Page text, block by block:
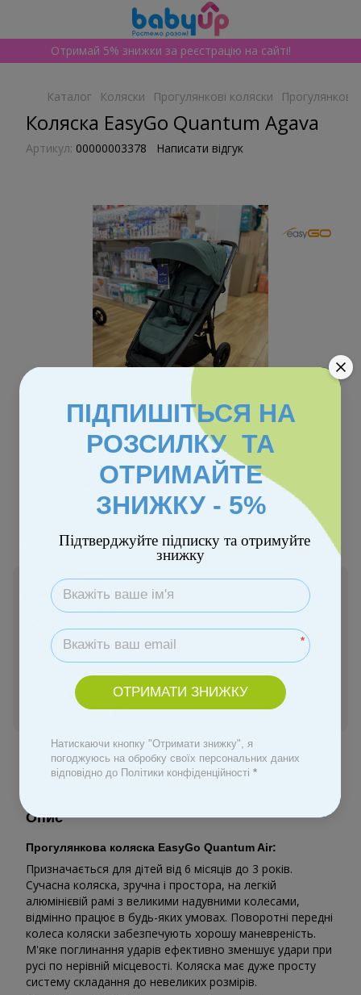
Отримай 5% знижки за реєстрацію на сайті!
Каталог Коляски Прогулянкові коляски Прогулянкові
Коляска EasyGo Quantum Agava
Артикул: 00000003378 Написати відгук
Немає в наявності
8 446 грн
Повідомити, коли з'явиться
Увійти для відображення персональної знижки
До обраного
Опис
Прогулянкова коляска EasyGo Quantum Air:
Призначається для дітей від 6 місяців до 3 років.
Сучасна коляска, зручна і простора, на легкій
алюмінієвій рамі з великими надувними колесами,
відмінно працює в будь-яких умовах. Поворотні передні
колеса коляски забезпечують хорошу маневреність.
М'яке поглинання ударів ефективно зменшує удари при
русі по нерівній місцевості. Коляска має дуже просту
систему складання до невеликих розмірів.
ПІДПИШІТЬСЯ НА
РОЗСИЛКУ ТА
ОТРИМАЙТЕ
ЗНИЖКУ - 5%
Підтверджуйте підписку та отримуйте
знижку
*
ОТРИМАТИ ЗНИЖКУ
Натискаючи кнопку "Отримати знижку", я
погоджуюсь на обробку своїх персональних даних
відповідно до Політики конфіденційності *